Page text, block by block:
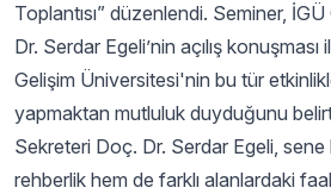
Toplantısı” düzenlendi. Seminer,
Dr. Serdar Egeli’nin açılış konuşması
Gelişim Üniversitesi'nin bu tür
yapmaktan mutluluk duyduğunu
Sekreteri Doç. Dr. Serdar Egeli,
rehberlik hem de farklı alanlardaki